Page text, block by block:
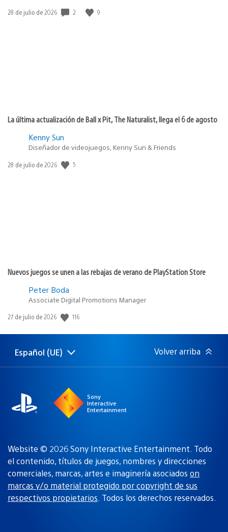
Fecha
28 de julio de 2026 2 9
La última actualización de Ball x Pit, The Naturalist, llega el 6 de agosto
Kenny Sun
Diseñador de videojuegos, Kenny Sun & Friends
Fecha
28 de julio de 2026 5
Nuevos juegos se unen a las rebajas de verano de PlayStation Store
Peter Boda
Associate Digital Promotions Manager
Fecha
publicación:
27 de julio de 2026 116
Selecciona
Región
Español (UE) Volver arriba
Sony
Interactive
Entertainment
Website © 2026 Sony Interactive Entertainment. Todo
el contenido, títulos de juegos, nombres y direcciones
comerciales, marcas, artes e imaginería asociados on
marcas y/o material protegido por copyright de sus
respectivos propietarios. Todos los derechos reservados.